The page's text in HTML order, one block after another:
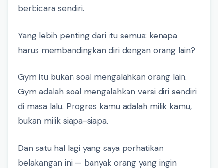
berbicara sendiri.
Yang lebih penting dari itu semua: kenapa
harus membandingkan diri dengan orang lain?
Gym itu bukan soal mengalahkan orang lain.
Gym adalah soal mengalahkan versi diri sendiri
di masa lalu. Progres kamu adalah milik kamu,
bukan milik siapa-siapa.
Dan satu hal lagi yang saya perhatikan
belakangan ini — banyak orang yang ingin